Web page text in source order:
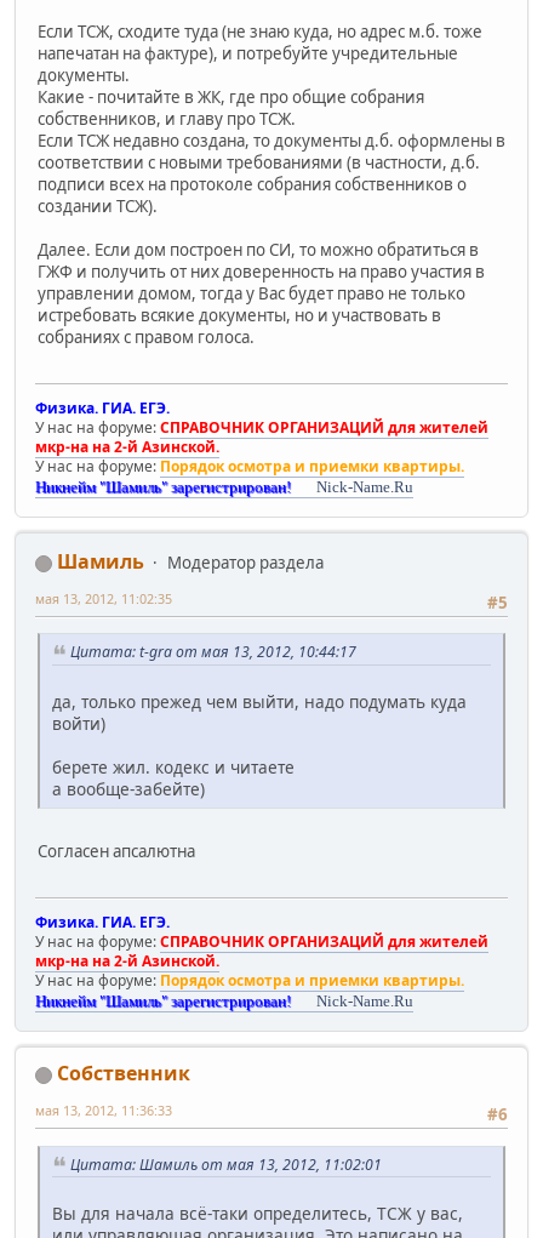
Если ТСЖ, сходите туда (не знаю куда, но адрес м.б. тоже
напечатан на фактуре), и потребуйте учредительные
документы.
Какие - почитайте в ЖК, где про общие собрания
собственников, и главу про ТСЖ.
Если ТСЖ недавно создана, то документы д.б. оформлены в
соответствии с новыми требованиями (в частности, д.б.
подписи всех на протоколе собрания собственников о
создании ТСЖ).
Далее. Если дом построен по СИ, то можно обратиться в
ГЖФ и получить от них доверенность на право участия в
управлении домом, тогда у Вас будет право не только
истребовать всякие документы, но и участвовать в
собраниях с правом голоса.
Физика. ГИА. ЕГЭ.
У нас на форуме:СПРАВОЧНИК ОРГАНИЗАЦИЙ для жителей
мкр-на на 2-й Азинской.
У нас на форуме: Порядок осмотра и приемки квартиры.
Никнейм "Шамиль" зарегистрирован! Nick-Name.Ru
Шамиль
Модератор раздела
#5
мая 13, 2012, 11:02:35
Цитата: t-gra от мая 13, 2012, 10:44:17
да, только прежед чем выйти, надо подумать куда
войти)
берете жил. кодекс и читаете
а вообще-забейте)
Согласен апсалютна
Физика. ГИА. ЕГЭ.
У нас на форуме:СПРАВОЧНИК ОРГАНИЗАЦИЙ для жителей
мкр-на на 2-й Азинской.
У нас на форуме: Порядок осмотра и приемки квартиры.
Никнейм "Шамиль" зарегистрирован! Nick-Name.Ru
Собственник
#6
мая 13, 2012, 11:36:33
Цитата: Шамиль от мая 13, 2012, 11:02:01
Вы для начала всё-таки определитесь, ТСЖ у вас,